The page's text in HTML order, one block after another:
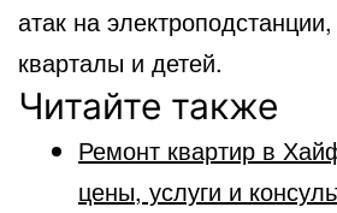
атак на
кварталы и детей.
Читайте также
Ремонт квартир в
цены, услуги и